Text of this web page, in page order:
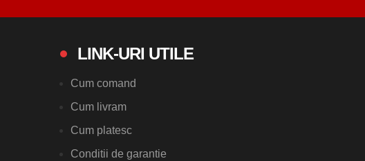
LINK-URI UTILE
Cum comand
Cum livram
Cum platesc
Conditii de garantie